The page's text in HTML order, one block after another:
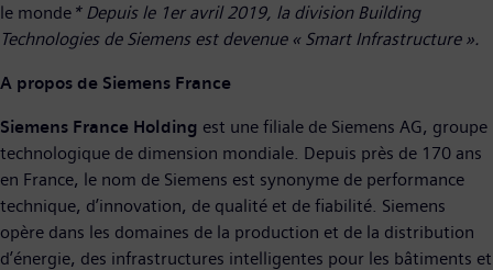
le monde * Depuis le 1er avril 2019, la division Building
Technologies de Siemens est devenue « Smart Infrastructure ».
A propos de Siemens France
Siemens France Holding est une filiale de Siemens AG, groupe
technologique de dimension mondiale. Depuis près de 170 ans
en France, le nom de Siemens est synonyme de performance
technique, d’innovation, de qualité et de fiabilité. Siemens
opère dans les domaines de la production et de la distribution
d’énergie, des infrastructures intelligentes pour les bâtiments et